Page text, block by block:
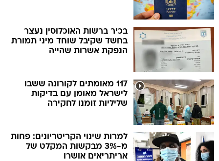
בכיר ברשות האוכלוסין נעצר
בחשד שקיבל שוחד מיני תמורת
הנפקת אשרות שהייה
117 מאומתים לקורונה ששבו
לישראל מאומן עם בדיקות
שליליות זומנו לחקירה
למרות שינוי הקריטריונים: פחות
מ-3% מבקשות המקלט של
אריתריאים אושרו